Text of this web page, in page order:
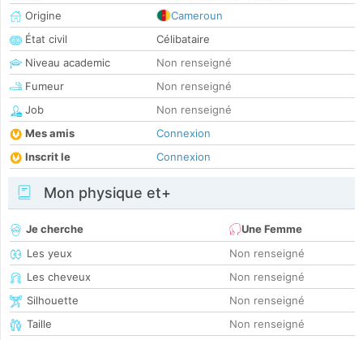
Origine
Cameroun
État civil
Célibataire
Niveau academic
Non renseigné
Fumeur
Non renseigné
Job
Non renseigné
Mes amis
Connexion
Inscrit le
Connexion
Mon physique et+
Je cherche
Une Femme
Les yeux
Non renseigné
Les cheveux
Non renseigné
Silhouette
Non renseigné
Taille
Non renseigné